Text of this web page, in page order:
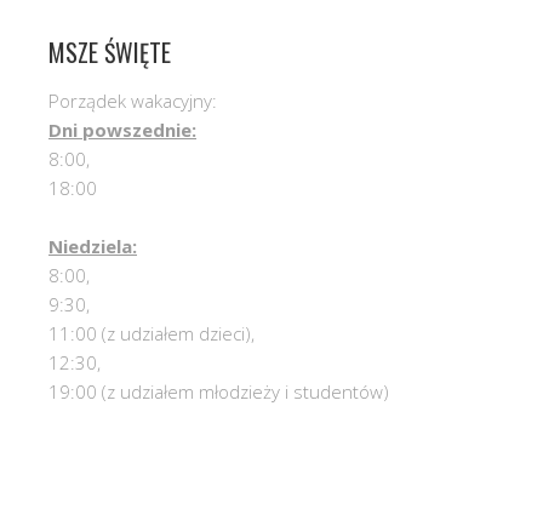
MSZE ŚWIĘTE
Porządek wakacyjny:
Dni powszednie:
8:00,
18:00
Niedziela:
8:00,
9:30,
11:00 (z udziałem dzieci),
12:30,
19:00 (z udziałem młodzieży i studentów)